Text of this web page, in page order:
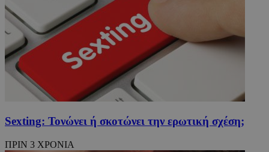
Sexting: Τονώνει ή σκοτώνει την ερωτική σχέση;
ΠΡΙΝ 3 ΧΡΟΝΙΑ